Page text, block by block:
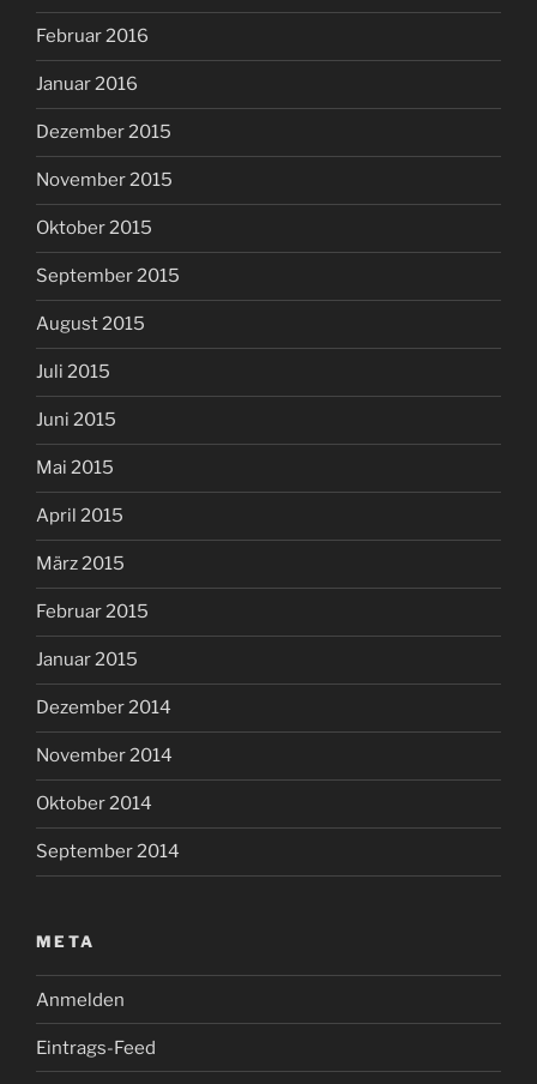
Februar 2016
Januar 2016
Dezember 2015
November 2015
Oktober 2015
September 2015
August 2015
Juli 2015
Juni 2015
Mai 2015
April 2015
März 2015
Februar 2015
Januar 2015
Dezember 2014
November 2014
Oktober 2014
September 2014
META
Anmelden
Eintrags-Feed